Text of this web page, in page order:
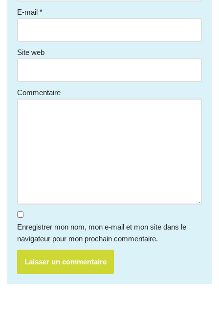
E-mail *
Site web
Commentaire
Enregistrer mon nom, mon e-mail et mon site dans le
navigateur pour mon prochain commentaire.